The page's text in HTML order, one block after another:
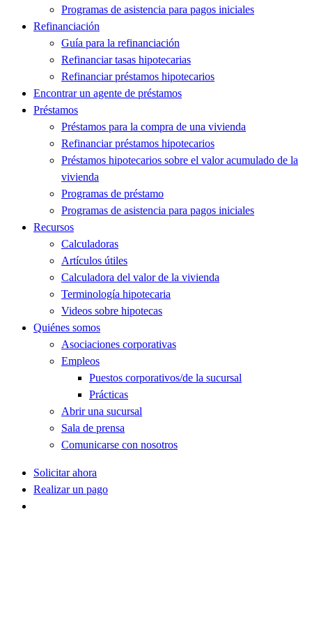
Programas de asistencia para pagos iniciales
Refinanciación
Guía para la refinanciación
Refinanciar tasas hipotecarias
Refinanciar préstamos hipotecarios
Encontrar un agente de préstamos
Préstamos
Préstamos para la compra de una vivienda
Refinanciar préstamos hipotecarios
Préstamos hipotecarios sobre el valor acumulado de la
vivienda
Programas de préstamo
Programas de asistencia para pagos iniciales
Recursos
Calculadoras
Artículos útiles
Calculadora del valor de la vivienda
Terminología hipotecaria
Videos sobre hipotecas
Quiénes somos
Asociaciones corporativas
Empleos
Puestos corporativos/de la sucursal
Prácticas
Abrir una sucursal
Sala de prensa
Comunicarse con nosotros
Solicitar ahora
Realizar un pago